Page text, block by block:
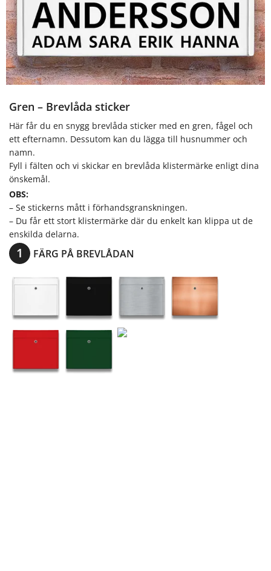
Gren – Brevlåda sticker
Här får du en snygg brevlåda sticker med en gren, fågel och
ett efternamn. Dessutom kan du lägga till husnummer och
namn.
Fyll i fälten och vi skickar en brevlåda klistermärke enligt dina
önskemål.
OBS:
– Se stickerns mått i förhandsgranskningen.
– Du får ett stort klistermärke där du enkelt kan klippa ut de
enskilda delarna.
FÄRG PÅ BREVLÅDAN